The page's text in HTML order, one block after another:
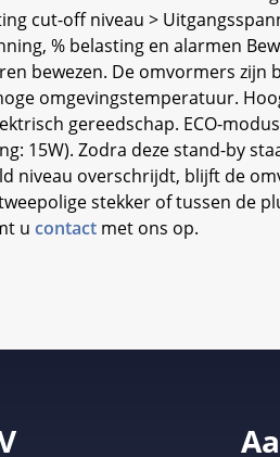
cut-off niveau >
% belasting en alarmen
bewezen. De omvormers zijn
omgevingstemperatuur.
gereedschap. ECO-
15W). Zodra deze stand-by
niveau overschrijdt, blijft de
stekker of tussen de
u contact met ons op.